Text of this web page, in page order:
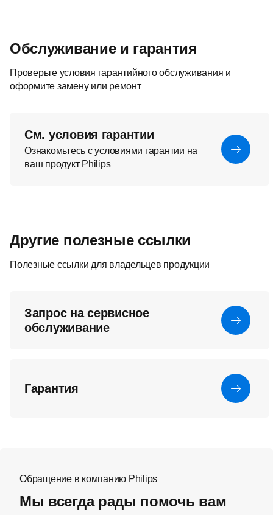
Обслуживание и гарантия
Проверьте условия гарантийного обслуживания и
оформите замену или ремонт
См. условия гарантии
Ознакомьтесь с условиями гарантии на
ваш продукт Philips
Другие полезные ссылки
Полезные ссылки для владельцев продукции
Запрос на сервисное
обслуживание
Гарантия
Обращение в компанию Philips
Мы всегда рады помочь вам